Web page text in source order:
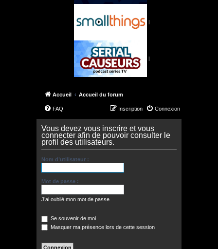
|
|
Accueil Accueil du forum
FAQ Connexion
Inscription
Vous devez vous inscrire et vous
connecter afin de pouvoir consulter le
profil des utilisateurs.
Nom d’utilisateur :
Mot de passe :
J’ai oublié mon mot de passe
Se souvenir de moi
Masquer ma présence lors de cette session